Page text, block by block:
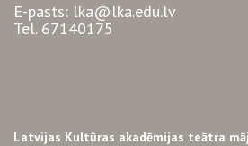
E-pasts: lka@lka.edu.lv
Tel. 67140175
Latvijas Kultūras akadēmijas teātra